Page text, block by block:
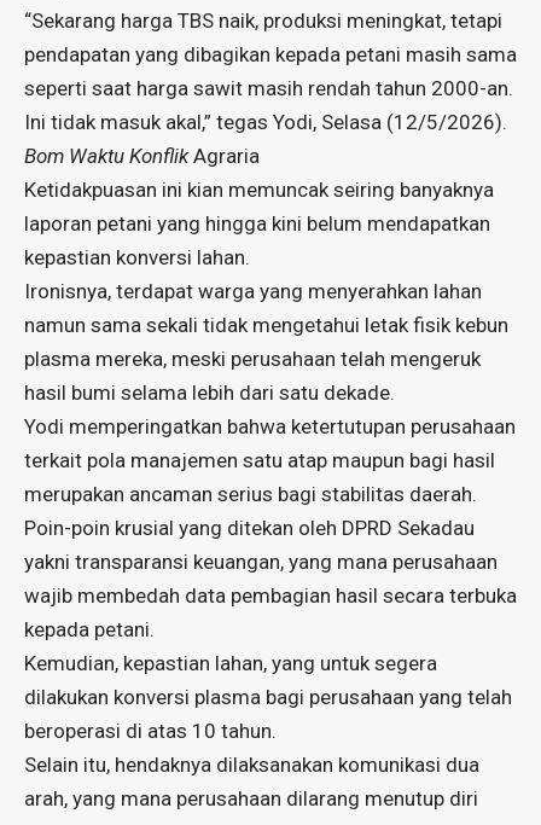
“Sekarang harga TBS naik, produksi meningkat, tetapi
pendapatan yang dibagikan kepada petani masih sama
seperti saat harga sawit masih rendah tahun 2000-an.
Ini tidak masuk akal,” tegas Yodi, Selasa (12/5/2026).
Bom Waktu KonflikAgraria
Ketidakpuasan ini kian memuncak seiring banyaknya
laporan petani yang hingga kini belum mendapatkan
kepastian konversi lahan.
Ironisnya, terdapat warga yang menyerahkan lahan
namun sama sekali tidak mengetahui letak fisik kebun
plasma mereka, meski perusahaan telah mengeruk
hasil bumi selama lebih dari satu dekade.
Yodi memperingatkan bahwa ketertutupan perusahaan
terkait pola manajemen satu atap maupun bagi hasil
merupakan ancaman serius bagi stabilitas daerah.
Poin-poin krusial yang ditekan oleh DPRD Sekadau
yakni transparansi keuangan, yang mana perusahaan
wajib membedah data pembagian hasil secara terbuka
kepada petani.
Kemudian, kepastian lahan, yang untuk segera
dilakukan konversi plasma bagi perusahaan yang telah
beroperasi di atas 10 tahun.
Selain itu, hendaknya dilaksanakan komunikasi dua
arah, yang mana perusahaan dilarang menutup diri